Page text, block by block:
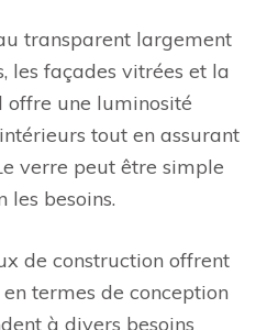
transparent largement
les façades vitrées et la
offre une luminosité
tout en assurant
verre peut être simple
les besoins.
de construction offrent
termes de conception
à divers besoins